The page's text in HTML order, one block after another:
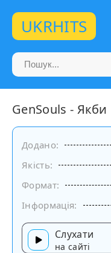
UKRHITS
GenSouls -
Додано:
Якість:
Формат:
Інформація:
Слухати
на сайті